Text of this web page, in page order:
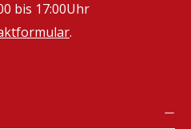
bis 17:00Uhr
.